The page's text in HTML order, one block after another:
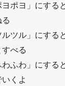
ヨポヨ」にする
る
ルツル」にする
すべる
わふわ」にする
くよ